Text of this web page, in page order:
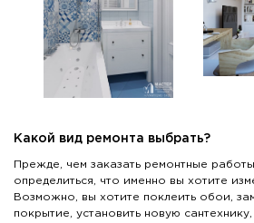
Какой вид ремонта выбрать?
Прежде, чем заказать ремонтные
определиться, что именно вы хотите
Возможно, вы хотите поклеить обои,
покрытие, установить новую